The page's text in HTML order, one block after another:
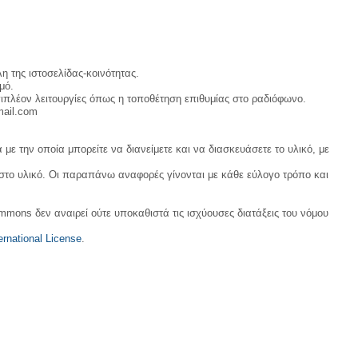
ιστοσελίδας-κοινότητας.
λειτουργίες όπως η τοποθέτηση επιθυμίας στο ραδιόφωνο.
οποία μπορείτε να διανείμετε και να διασκευάσετε το υλικό, με
υλικό. Οι παραπάνω αναφορές γίνονται με κάθε εύλογο τρόπο και
δεν αναιρεί ούτε υποκαθιστά τις ισχύουσες διατάξεις του νόμου
License.